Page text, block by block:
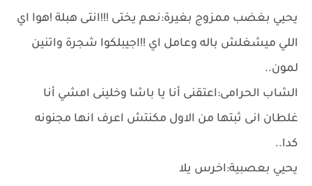
يحيي بغضب ممزوج بغيرة:نعم يختى !!!انتى هبلة !هوا اي
اللي ميشغلش باله وعامل اي !!اجيبلكوا شجرة واتنين
لمون..
الشاب الحرامى:اعتقنى أنا يا باشا وخلينى امشي أنا
غلطان انى ثبتها من الاول مكنتش اعرف انها مجنونه
كدا..
يحيي بعصبية:اخرس يلا